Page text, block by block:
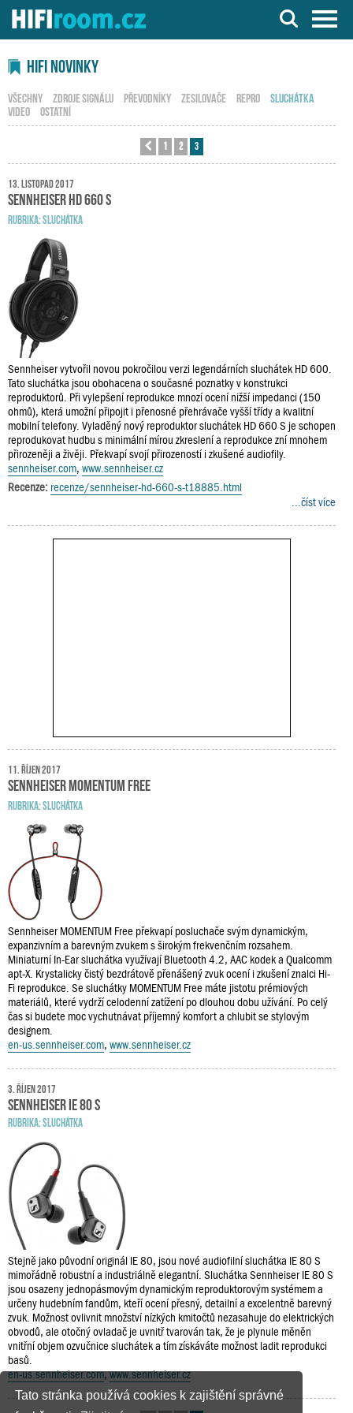
Tato stránka používá cookies k zajištění správné
HiFi novinky
VŠECHNY ZDROJE SIGNÁLU PŘEVODNÍKY ZESILOVAČE REPRO
SLUCHÁTKA
VIDEO
OSTATNÍ
Předchozí
1 2 3
13. listopad 2017
Sennheiser HD 660 S
RUBRIKA:SLUCHÁTKA
Sennheiser vytvořil novou pokročilou verzi legendárních sluchátek HD 600.
Tato sluchátka jsou obohacena o současné poznatky v konstrukci
reproduktorů. Při vylepšení reprodukce mnozí ocení nižší impedanci (150
ohmů), která umožní připojit i přenosné přehrávače vyšší třídy a kvalitní
mobilní telefony. Vyladěný nový reproduktor sluchátek HD 660 S je schopen
reprodukovat hudbu s minimální mírou zkreslení a reprodukce zní mnohem
přirozeněji a živěji. Překvapí svojí přirozeností i zkušené audiofily.
sennheiser.com, www.sennheiser.cz
Recenze: recenze/sennheiser-hd-660-s-t18885.html
...číst více
11. říjen 2017
Sennheiser MOMENTUM Free
RUBRIKA:SLUCHÁTKA
Sennheiser MOMENTUM Free překvapí posluchače svým dynamickým,
expanzivním a barevným zvukem s širokým frekvenčním rozsahem.
Miniaturní In-Ear sluchátka využívají Bluetooth 4.2, AAC kodek a Qualcomm
apt-X. Krystalicky čistý bezdrátově přenášený zvuk ocení i zkušení znalci Hi-
Fi reprodukce. Se sluchátky MOMENTUM Free máte jistotu prémiových
materiálů, které vydrží celodenní zatížení po dlouhou dobu užívání. Po celý
čas si budete moc vychutnávat příjemný komfort a chlubit se stylovým
designem.
en-us.sennheiser.com, www.sennheiser.cz
3. říjen 2017
Sennheiser IE 80 S
RUBRIKA:SLUCHÁTKA
Stejně jako původní originál IE 80, jsou nové audiofilní sluchátka IE 80 S
mimořádně robustní a industriálně elegantní. Sluchátka Sennheiser IE 80 S
jsou osazeny jednopásmovým dynamickým reproduktorovým systémem a
určeny hudebním fandům, kteří ocení přesný, detailní a excelentně barevný
zvuk. Možnost ovlivnit množství nízkých kmitočtů nezasahuje do elektrických
obvodů, ale otočný ovladač je uvnitř tvarován tak, že je plynule měněn
vnitřní objem ozvučnice sluchátek a tím získáváte možnost ladit reprodukci
basů.
en-us.sennheiser.com,www.sennheiser.cz